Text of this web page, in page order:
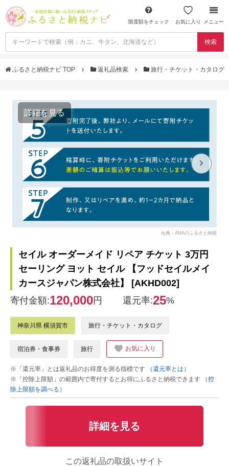
限度額をチェック お気に入り メニュー
検索
ふるさと納税ナビ TOP 返礼品検索 旅行・チケット・カタログ
詳細を見る
出典：ANAのふるさと納税
セイル オーダーメイド リペア チケット 3万円
セーリング ヨット セイル 【フッドセイルメイ
カースジャパン株式会社】 [AKHD002]
寄付金額:120,000円 還元率:25%
神奈川県 横須賀市 旅行・チケット・カタログ
宿泊券・食事券 旅行 お気に入り
※「還元率」とは返礼品のお得度を測る指標です
（還元率とは）
※「控除上限額」の範囲内で寄付するとお得にふるさと納税できます
（控
除上限額を調べる）
詳細を見る
この返礼品の取扱いサイト